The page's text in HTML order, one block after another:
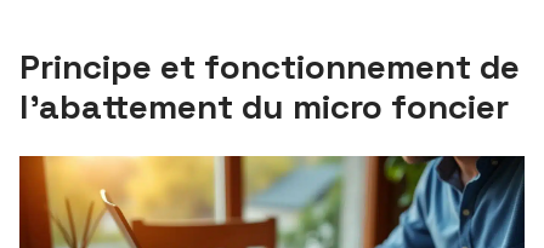
Principe et fonctionnement de
l’abattement du micro foncier